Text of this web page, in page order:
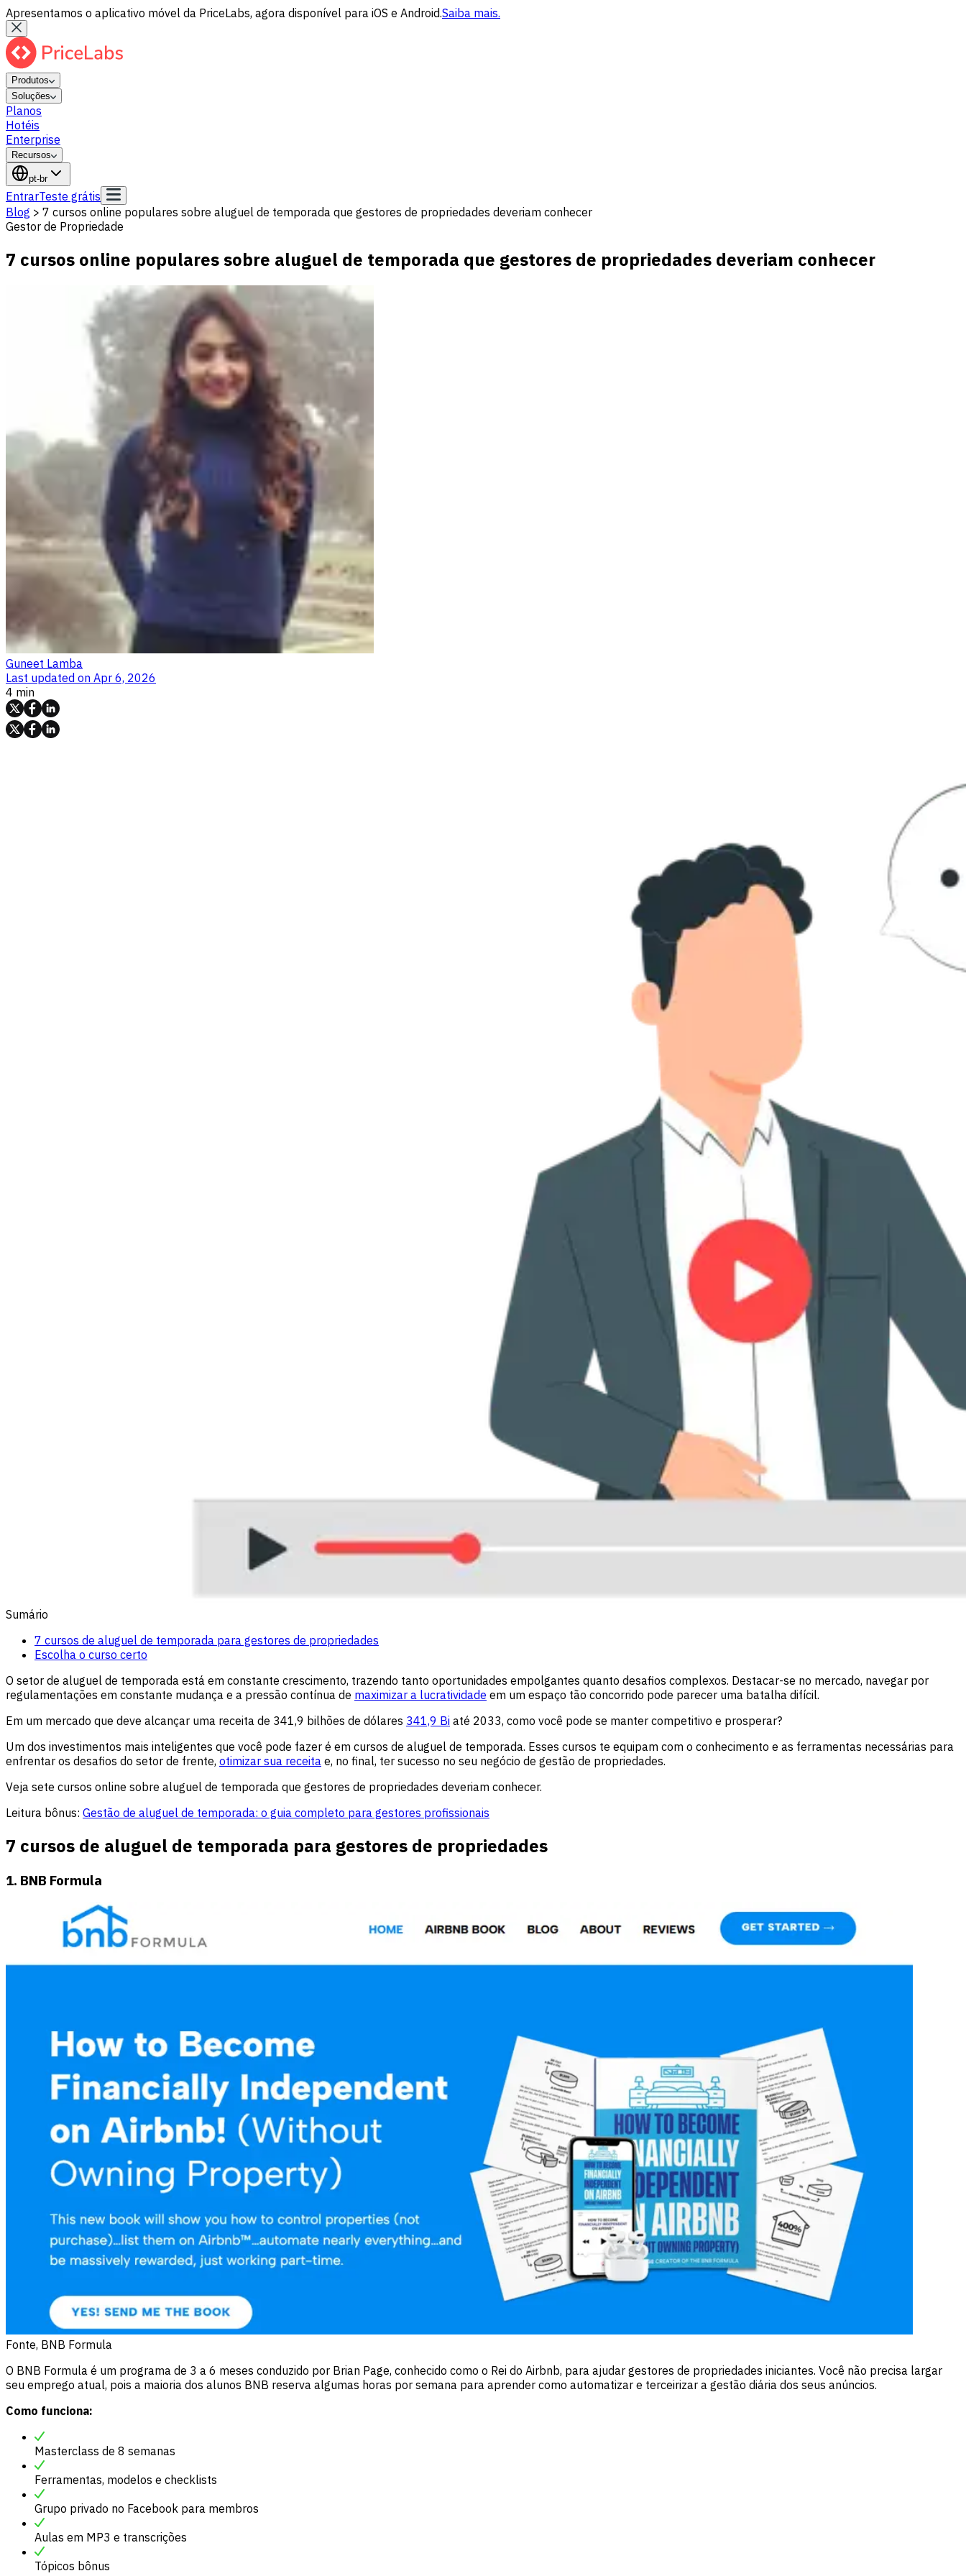
Apresentamos o aplicativo móvel da PriceLabs, agora disponível para iOS e Android.Saiba mais.
Produtos
Soluções
Planos
Hotéis
Enterprise
Recursos
pt-br
EntrarTeste grátis
Blog > 7 cursos online populares sobre aluguel de temporada que gestores de propriedades deveriam conhecer
Gestor de Propriedade
7 cursos online populares sobre aluguel de temporada que gestores de propriedades deveriam conhecer
Guneet Lamba
Last updated on Apr 6, 2026
4 min
Sumário
7 cursos de aluguel de temporada para gestores de propriedades
Escolha o curso certo
O setor de aluguel de temporada está em constante crescimento, trazendo tanto oportunidades empolgantes quanto desafios complexos. Destacar-se no mercado, navegar por
regulamentações em constante mudança e a pressão contínua de maximizar a lucratividade em um espaço tão concorrido pode parecer uma batalha difícil.
Em um mercado que deve alcançar uma receita de 341,9 bilhões de dólares 341,9 Bi até 2033, como você pode se manter competitivo e prosperar?
Um dos investimentos mais inteligentes que você pode fazer é em cursos de aluguel de temporada. Esses cursos te equipam com o conhecimento e as ferramentas necessárias para
enfrentar os desafios do setor de frente, otimizar sua receita e, no final, ter sucesso no seu negócio de gestão de propriedades.
Veja sete cursos online sobre aluguel de temporada que gestores de propriedades deveriam conhecer.
Leitura bônus: Gestão de aluguel de temporada: o guia completo para gestores profissionais
7 cursos de aluguel de temporada para gestores de propriedades
1. BNB Formula
Fonte, BNB Formula
O BNB Formula é um programa de 3 a 6 meses conduzido por Brian Page, conhecido como o Rei do Airbnb, para ajudar gestores de propriedades iniciantes. Você não precisa largar
seu emprego atual, pois a maioria dos alunos BNB reserva algumas horas por semana para aprender como automatizar e terceirizar a gestão diária dos seus anúncios.
Como funciona:
Masterclass de 8 semanas
Ferramentas, modelos e checklists
Grupo privado no Facebook para membros
Aulas em MP3 e transcrições
Tópicos bônus